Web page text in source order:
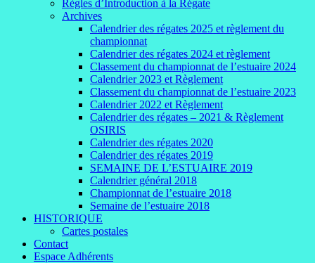
Règles d’Introduction à la Régate
Archives
Calendrier des régates 2025 et règlement du
championnat
Calendrier des régates 2024 et règlement
Classement du championnat de l’estuaire 2024
Calendrier 2023 et Règlement
Classement du championnat de l’estuaire 2023
Calendrier 2022 et Règlement
Calendrier des régates – 2021 & Règlement
OSIRIS
Calendrier des régates 2020
Calendrier des régates 2019
SEMAINE DE L’ESTUAIRE 2019
Calendrier général 2018
Championnat de l’estuaire 2018
Semaine de l’estuaire 2018
HISTORIQUE
Cartes postales
Contact
Espace Adhérents